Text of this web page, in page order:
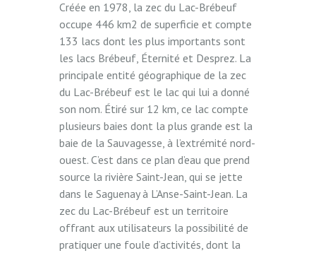
Créée en 1978, la zec du Lac-Brébeuf
occupe 446 km2 de superficie et compte
133 lacs dont les plus importants sont
les lacs Brébeuf, Éternité et Desprez. La
principale entité géographique de la zec
du Lac-Brébeuf est le lac qui lui a donné
son nom. Étiré sur 12 km, ce lac compte
plusieurs baies dont la plus grande est la
baie de la Sauvagesse, à l’extrémité nord-
ouest. C’est dans ce plan d’eau que prend
source la rivière Saint-Jean, qui se jette
dans le Saguenay à L’Anse-Saint-Jean. La
zec du Lac-Brébeuf est un territoire
offrant aux utilisateurs la possibilité de
pratiquer une foule d’activités, dont la